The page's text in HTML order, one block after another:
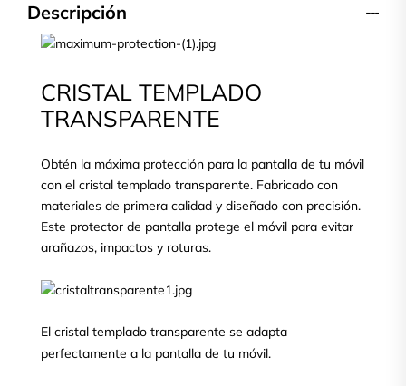
Descripción
CRISTAL TEMPLADO
TRANSPARENTE
Obtén la máxima protección para la pantalla de tu móvil
con el cristal templado transparente. Fabricado con
materiales de primera calidad y diseñado con precisión.
Este protector de pantalla protege el móvil para evitar
arañazos, impactos y roturas.
El cristal templado transparente se adapta
perfectamente a la pantalla de tu móvil.